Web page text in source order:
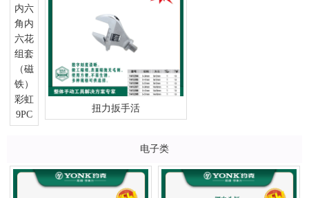
彩虹
9PC
扭力扳手活
电子类